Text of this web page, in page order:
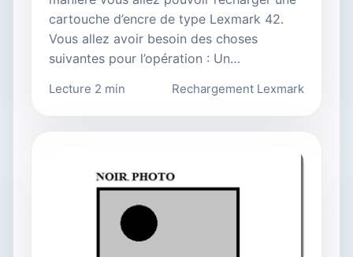
cartouche d’encre de type Lexmark 42.
Vous allez avoir besoin des choses
suivantes pour l’opération : Un…
Lecture 2 min Rechargement Lexmark